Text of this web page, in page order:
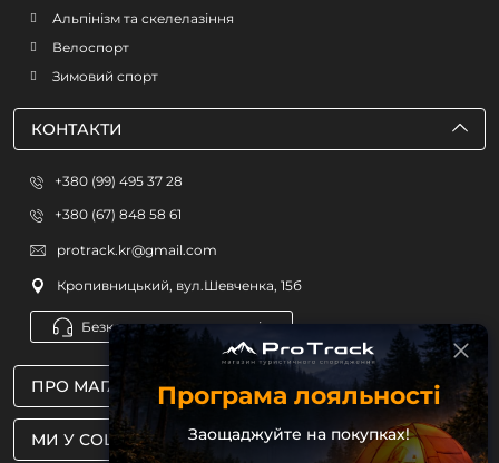
МИ У СОЦМЕРЕЖАХ
ПРО МАГАЗИН
Альпінізм та скелелазіння
Велоспорт
Зимовий спорт
КОНТАКТИ
+380 (99) 495 37 28
+380 (67) 848 58 61
protrack.kr@gmail.com
Кропивницький, вул.Шевченка, 15б
Безкоштовна консультація
Програма лояльності
Заощаджуйте на покупках!